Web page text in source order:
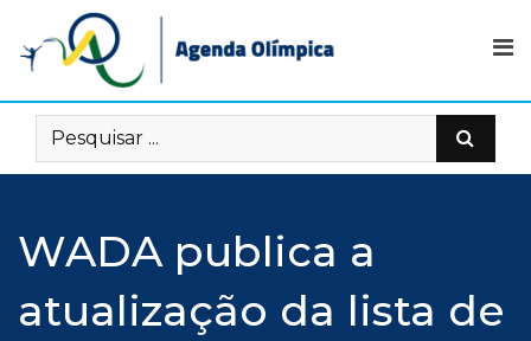
content
WADA publica a
atualização da lista de